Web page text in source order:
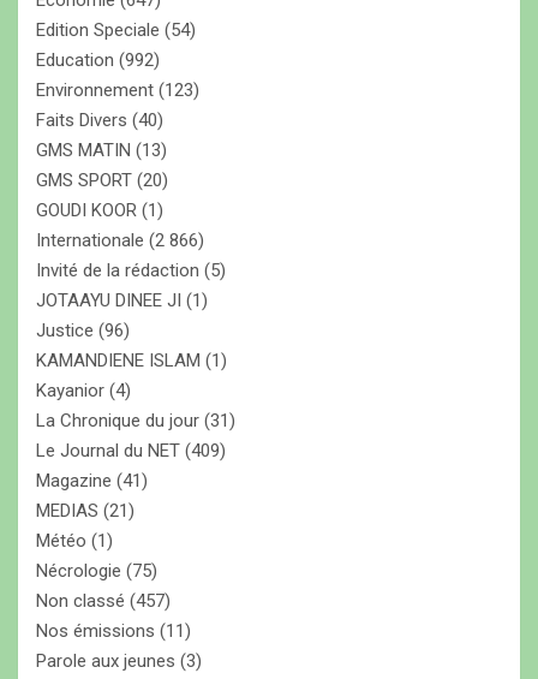
Edition Speciale (54)
Education (992)
Environnement (123)
Faits Divers (40)
GMS MATIN (13)
GMS SPORT (20)
GOUDI KOOR (1)
Internationale (2 866)
Invité de la rédaction (5)
JOTAAYU DINEE JI (1)
Justice (96)
KAMANDIENE ISLAM (1)
Kayanior (4)
La Chronique du jour (31)
Le Journal du NET (409)
Magazine (41)
MEDIAS (21)
Météo (1)
Nécrologie (75)
Non classé (457)
Nos émissions (11)
Parole aux jeunes (3)